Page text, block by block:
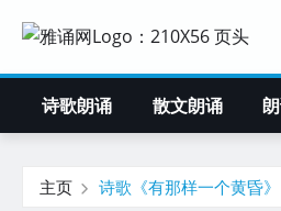
诗歌朗诵 散文朗诵
主页 诗歌《有那样一个黄昏